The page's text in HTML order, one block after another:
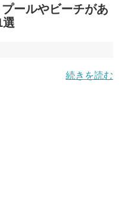
ールやビーチがあ
選
続きを読む